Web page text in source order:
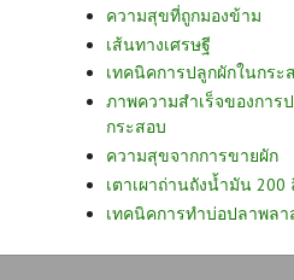
ความสุขที่ถูกมองข้าม
เส้นทางเศรษฐี
เทคนิคการปลูกผักในกระ
ภาพความสำเร็จของการ
กระสอบ
ความสุขจากการขายผัก
เตาเผาถ่านถังน้ำมัน 200
เทคนิคการทำบ่อปลาพลา